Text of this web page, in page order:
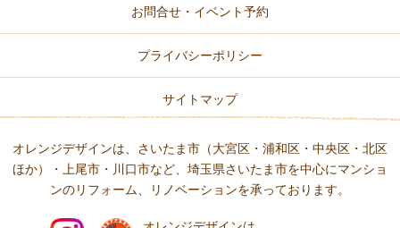
お問合せ・イベント予約
プライバシーポリシー
サイトマップ
オレンジデザインは、さいたま市（大宮区・浦和区・中央区・北区
ほか）・上尾市・川口市など、 埼玉県さいたま市を中心にマンショ
ンのリフォーム、リノベーションを承っております。